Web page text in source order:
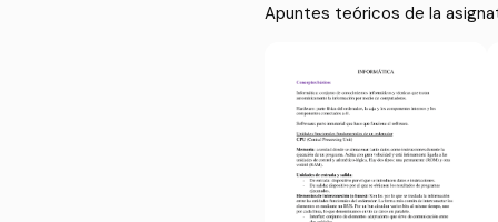
Apuntes teóricos de la